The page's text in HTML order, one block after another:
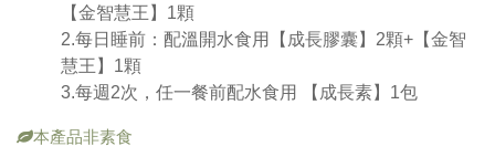
【金智慧王】1顆
2.每日睡前：配溫開水食用【成長膠囊】2顆+【金智
慧王】1顆
3.每週2次，任一餐前配水食用 【成長素】1包
本產品非素食